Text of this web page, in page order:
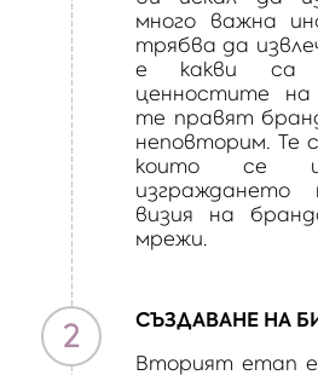
много важна
трябва да
е какви са
ценностите
те правят
неповторим. Те
които се
визия на
мрежи.
2 СЪЗДАВАНЕ НА
Вторият етап